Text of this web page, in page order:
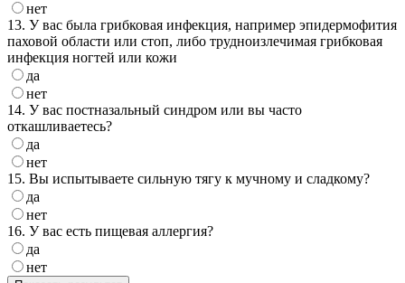
нет
13. У вас была грибковая инфекция, например эпидермофития
паховой области или стоп, либо трудноизлечимая грибковая
инфекция ногтей или кожи
да
нет
14. У вас постназальный синдром или вы часто
откашливаетесь?
да
нет
15. Вы испытываете сильную тягу к мучному и сладкому?
да
нет
16. У вас есть пищевая аллергия?
да
нет